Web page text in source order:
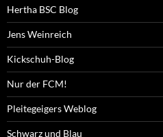
Hertha BSC Blog
Jens Weinreich
Kickschuh-Blog
Nur der FCM!
Pleitegeigers Weblog
Schwarz und Blau